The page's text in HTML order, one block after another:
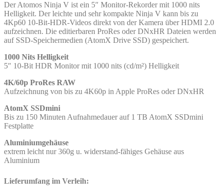
Der Atomos Ninja V ist ein 5″ Monitor-Rekorder mit 1000 nits
Helligkeit. Der leichte und sehr kompakte Ninja V kann bis zu
4Kp60 10-Bit-HDR-Videos direkt von der Kamera über HDMI 2.0
aufzeichnen. Die editierbaren ProRes oder DNxHR Dateien werden
auf SSD-Speichermedien (AtomX Drive SSD) gespeichert.
1000 Nits Helligkeit
5″ 10-Bit HDR Monitor mit 1000 nits (cd/m²) Helligkeit
4K/60p ProRes RAW
Aufzeichnung von bis zu 4K60p in Apple ProRes oder DNxHR
AtomX SSDmini
Bis zu 150 Minuten Aufnahmedauer auf 1 TB AtomX SSDmini
Festplatte
Aluminiumgehäuse
extrem leicht nur 360g u. widerstand-fähiges Gehäuse aus
Aluminium
Lieferumfang im Verleih: